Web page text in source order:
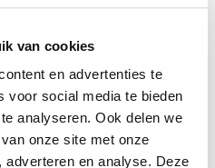
van cookies
en advertenties te
voor social media te bieden
analyseren. Ook delen we
onze site met onze
en analyse. Deze